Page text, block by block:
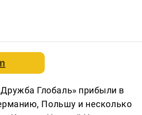
Глобаль» прибыли в
Польшу и несколько